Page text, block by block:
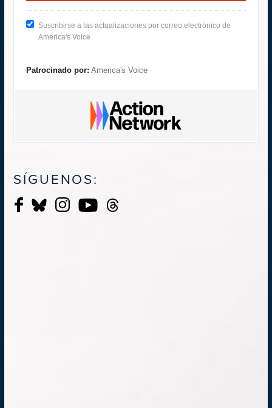
Suscribirse a las actualizaciones por correo electrónico de
America's Voice
Patrocinado por: America's Voice
SÍGUENOS: